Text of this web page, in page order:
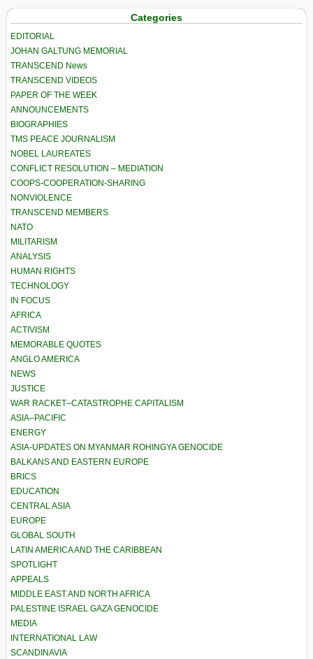
Categories
EDITORIAL
JOHAN GALTUNG MEMORIAL
TRANSCEND News
TRANSCEND VIDEOS
PAPER OF THE WEEK
ANNOUNCEMENTS
BIOGRAPHIES
TMS PEACE JOURNALISM
NOBEL LAUREATES
CONFLICT RESOLUTION – MEDIATION
COOPS-COOPERATION-SHARING
NONVIOLENCE
TRANSCEND MEMBERS
NATO
MILITARISM
ANALYSIS
HUMAN RIGHTS
TECHNOLOGY
IN FOCUS
AFRICA
ACTIVISM
MEMORABLE QUOTES
ANGLO AMERICA
NEWS
JUSTICE
WAR RACKET–CATASTROPHE CAPITALISM
ASIA–PACIFIC
ENERGY
ASIA-UPDATES ON MYANMAR ROHINGYA GENOCIDE
BALKANS AND EASTERN EUROPE
BRICS
EDUCATION
CENTRAL ASIA
EUROPE
GLOBAL SOUTH
LATIN AMERICA AND THE CARIBBEAN
SPOTLIGHT
APPEALS
MIDDLE EAST AND NORTH AFRICA
PALESTINE ISRAEL GAZA GENOCIDE
MEDIA
INTERNATIONAL LAW
SCANDINAVIA